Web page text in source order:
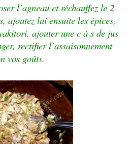
l’agneau et réchauffez le 2
ajoutez lui ensuite les épices,
ajouter une c à s de jus
rectifier l’assaisonnement
vos goûts.